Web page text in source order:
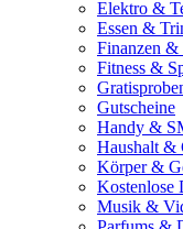
Elektro &
Essen &
Finanzen &
Fitness &
Gutscheine
Handy &
Haushalt &
Körper &
Kostenlose
Musik &